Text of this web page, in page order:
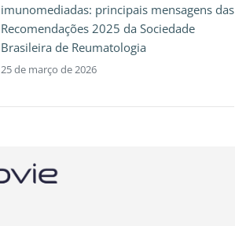
imunomediadas: principais mensagens das
Recomendações 2025 da Sociedade
Brasileira de Reumatologia
25 de março de 2026